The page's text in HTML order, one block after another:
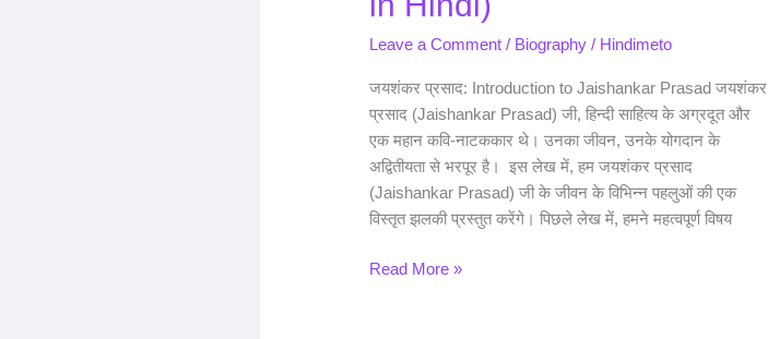
Leave a Comment / Biography / Hindimeto
जयशंकर प्रसाद: Introduction to Jaishankar Prasad जयशंकर
प्रसाद (Jaishankar Prasad) जी, हिन्दी साहित्य के अग्रदूत और
एक महान कवि-नाटककार थे। उनका जीवन, उनके योगदान के
अद्वितीयता से भरपूर है। इस लेख में, हम जयशंकर प्रसाद
(Jaishankar Prasad) जी के जीवन के विभिन्न पहलुओं की एक
विस्तृत झलकी प्रस्तुत करेंगे। पिछले लेख में, हमने महत्वपूर्ण विषय
Read More »